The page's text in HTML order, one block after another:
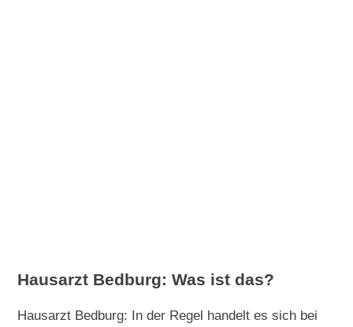
Hausarzt Bedburg: Was ist das?
Hausarzt Bedburg: In der Regel handelt es sich bei